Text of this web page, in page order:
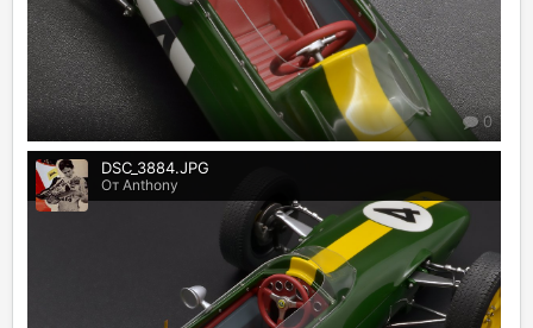
0
DSC_3884.JPG
От Anthony